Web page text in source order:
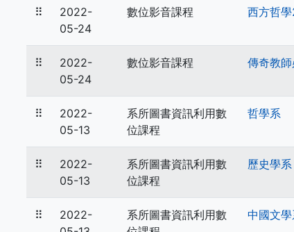
⠿
2022-
05-24
數位影音課程 西方哲
⠿
2022-
05-24
數位影音課程 傳奇教
⠿
2022-
05-13
系所圖書資訊利用數
位課程
哲學系
⠿
2022-
05-13
系所圖書資訊利用數
位課程
歷史學系
⠿
2022-
系所圖書資訊利用數
中國文